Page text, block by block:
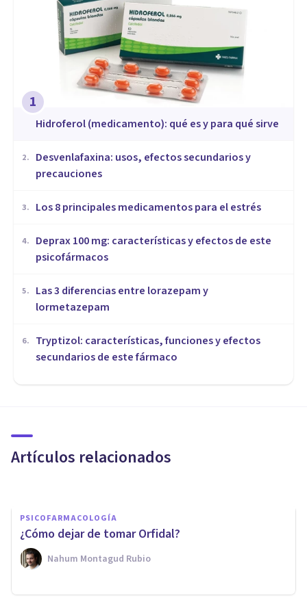
1
Hidroferol (medicamento): qué es y para qué sirve
2.
Desvenlafaxina: usos, efectos secundarios y
precauciones
3. Los 8 principales medicamentos para el estrés
4.
Deprax 100 mg: características y efectos de este
psicofármacos
5.
Las 3 diferencias entre lorazepam y
lormetazepam
6.
Tryptizol: características, funciones y efectos
secundarios de este fármaco
Artículos relacionados
malos recuerdos
PSICOFARMACOLOGÍA
¿Cómo dejar de tomar Orfidal?
Nahum Montagud Rubio